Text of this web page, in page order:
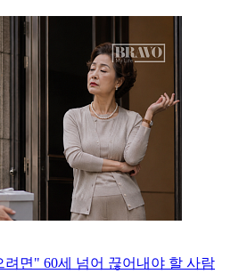
려면" 60세 넘어 끊어내야 할 사람